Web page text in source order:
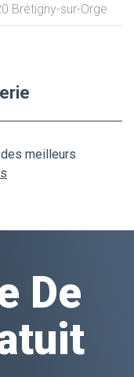
Brétigny-sur-Orge
meilleurs
De